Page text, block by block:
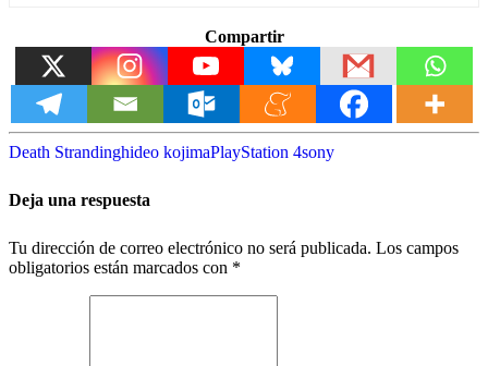
Compartir
Death Strandinghideo kojimaPlayStation 4sony
Deja una respuesta
Tu dirección de correo electrónico no será publicada. Los campos
obligatorios están marcados con *